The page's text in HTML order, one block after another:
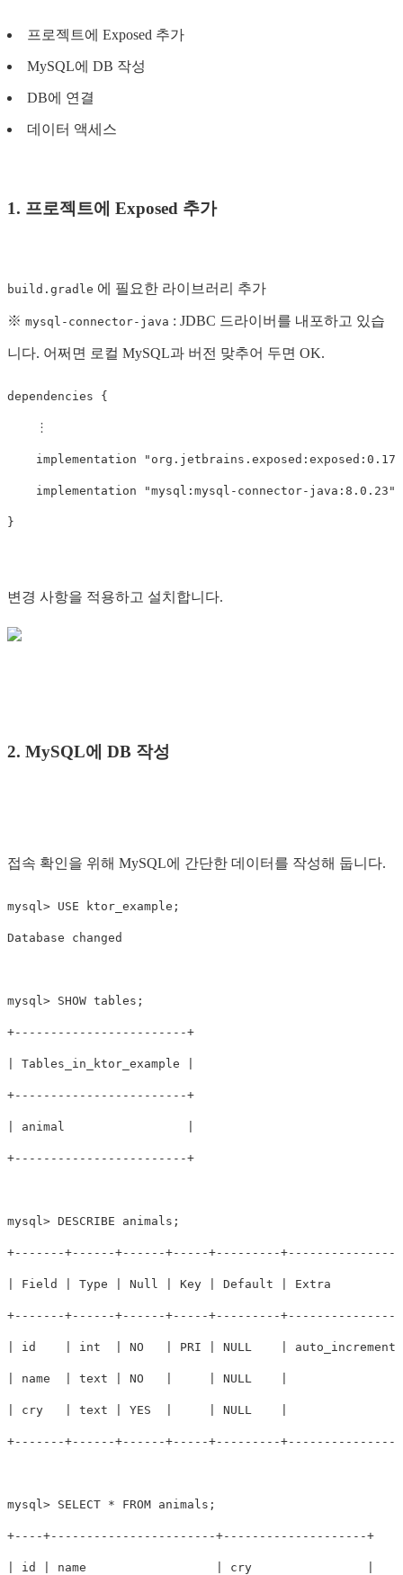
프로젝트에 Exposed 추가
MySQL에 DB 작성
DB에 연결
데이터 액세스
1. 프로젝트에 Exposed 추가
build.gradle 에 필요한 라이브러리 추가
※ mysql-connector-java : JDBC 드라이버를 내포하고 있습
니다. 어쩌면 로컬 MySQL과 버전 맞추어 두면 OK.
dependencies {
︙
implementation
implementation "mysql:mysql-connector-java:8.0.23"
}
변경 사항을 적용하고 설치합니다.
2. MySQL에 DB 작성
접속 확인을 위해 MySQL에 간단한 데이터를 작성해 둡니다.
mysql> USE ktor_example;
Database changed
mysql> SHOW tables;
+------------------------+
| Tables_in_ktor_example |
+------------------------+
| animal                 |
+------------------------+
mysql> DESCRIBE animals;
+-------+------+------+-----+---------+----------------
| Field | Type | Null | Key | Default | Extra
+-------+------+------+-----+---------+----------------
| id    | int  | NO   | PRI | NULL    | auto_increment
| name  | text | NO   |     | NULL    |
| cry   | text | YES  |     | NULL    |
+-------+------+------+-----+---------+----------------
mysql> SELECT * FROM animals;
+----+-----------------------+--------------------+
| id | name                  | cry                |